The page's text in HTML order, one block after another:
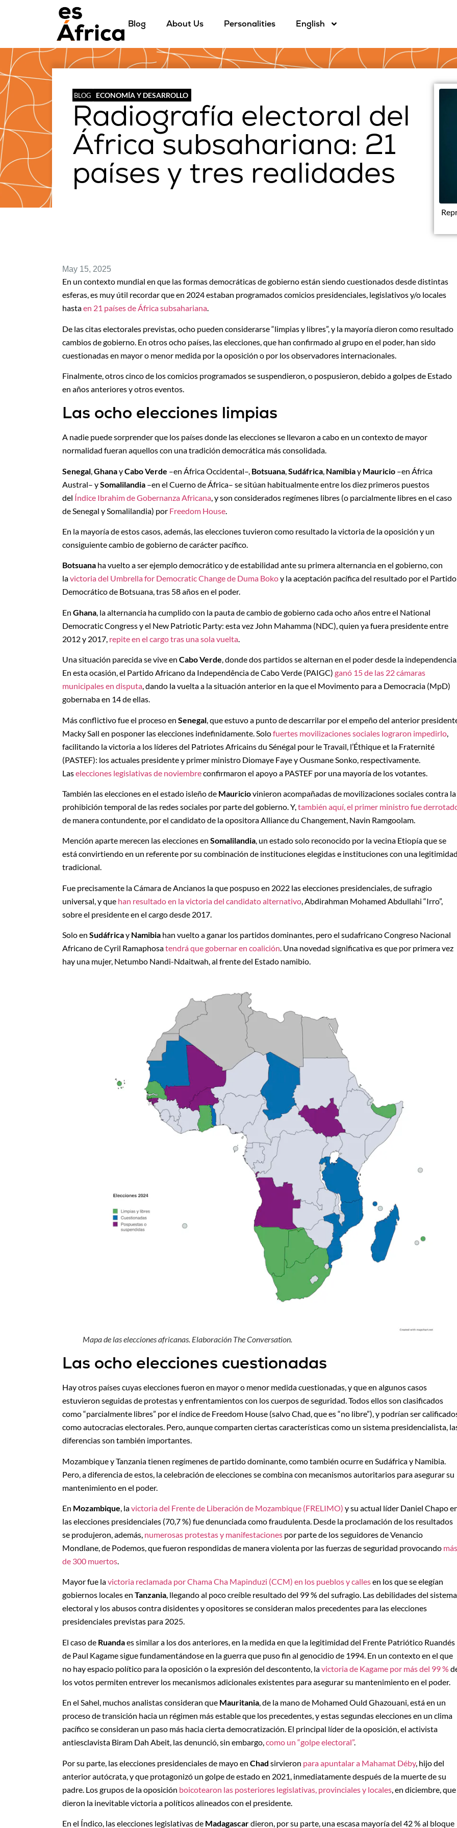
Blog About Us Personalities English
BLOG ECONOMÍA Y DESARROLLO
Radiografía electoral del
África subsahariana: 21
países y tres realidades
May 15, 2025
En un contexto mundial en que las formas democráticas de gobierno están siendo cuestionados desde distintas
esferas, es muy útil recordar que en 2024 estaban programados comicios presidenciales, legislativos y/o locales
hastaen 21 países de África subsahariana.
De las citas electorales previstas, ocho pueden considerarse “limpias y libres”, y la mayoría dieron como resultado
cambios de gobierno. En otros ocho países, las elecciones, que han confirmado al grupo en el poder, han sido
cuestionadas en mayor o menor medida por la oposición o por los observadores internacionales.
Finalmente, otros cinco de los comicios programados se suspendieron, o pospusieron, debido a golpes de Estado
en años anteriores y otros eventos.
Las ocho elecciones limpias
A nadie puede sorprender que los países donde las elecciones se llevaron a cabo en un contexto de mayor
normalidad fueran aquellos con una tradición democrática más consolidada.
Senegal GhanayCabo Verde –en África Occidental–, Botsuana Sudáfrica Namibiay Mauricio –en África
Austral– ySomalilandia –en el Cuerno de África– se sitúan habitualmente entre los diez primeros puestos
del Índice Ibrahim de Gobernanza Africana , y son considerados regímenes libres (o parcialmente libres en el caso
de Senegal y Somalilandia) por Freedom House
En la mayoría de estos casos, además, las elecciones tuvieron como resultado la victoria de la oposición y un
consiguiente cambio de gobierno de carácter pacífico.
Botsuana ha vuelto a ser ejemplo democrático y de estabilidad ante su primera alternancia en el gobierno, con
lavictoria del Umbrella for Democratic Change de Duma Bokoy la aceptación pacífica del resultado por el Partido
Democrático de Botsuana, tras 58 años en el poder.
En Ghana, la alternancia ha cumplido con la pauta de cambio de gobierno cada ocho años entre el National
Democratic Congress y el New Patriotic Party: esta vez John Mahamma (NDC), quien ya fuera presidente entre
2012 y 2017, repite en el cargo tras una sola vuelta.
Una situación parecida se vive en Cabo Verde, donde dos partidos se alternan en el poder desde la
En esta ocasión, el Partido Africano da Independência de Cabo Verde (PAIGC) ganó 15 de las 22 cámaras
municipales en disputa, dando la vuelta a la situación anterior en la que el Movimento para a Democracia (MpD)
gobernaba en 14 de ellas.
Más conflictivo fue el proceso en Senegal , que estuvo a punto de descarrilar por el empeño del anterior
Macky Sall en posponer las elecciones indefinidamente. Solofuertes movilizaciones sociales lograron impedirlo
facilitando la victoria a los líderes del Patriotes Africains du Sénégal pour le Travail, l’Éthique et la Fraternité
(PASTEF): los actuales presidente y primer ministro Diomaye Faye y Ousmane Sonko, respectivamente.
Laselecciones legislativas de noviembreconfirmaron el apoyo a PASTEF por una mayoría de los votantes.
También las elecciones en el estado isleño de Mauriciovinieron acompañadas de movilizaciones sociales contra la
prohibición temporal de las redes sociales por parte del gobierno. Y,también aquí, el primer ministro fue
de manera contundente, por el candidato de la opositora Alliance du Changement, Navin Ramgoolam.
Mención aparte merecen las elecciones en Somalilandia, un estado solo reconocido por la vecina Etiopía que se
está convirtiendo en un referente por su combinación de instituciones elegidas e instituciones con una legitimidad
tradicional.
Fue precisamente la Cámara de Ancianos la que pospuso en 2022 las elecciones presidenciales, de sufragio
universal, y que han resultado en la victoria del candidato alternativo, Abdirahman Mohamed Abdullahi “Irro”,
sobre el presidente en el cargo desde 2017.
Solo en Sudáfricay Namibia han vuelto a ganar los partidos dominantes, pero el sudafricano Congreso Nacional
Africano de Cyril Ramaphosatendrá que gobernar en coalición. Una novedad significativa es que por primera vez
hay una mujer, Netumbo Nandi-Ndaitwah, al frente del Estado namibio.
Mapa de las elecciones africanas. Elaboración The Conversation.
Las ocho elecciones cuestionadas
Hay otros países cuyas elecciones fueron en mayor o menor medida cuestionadas, y que en algunos casos
estuvieron seguidas de protestas y enfrentamientos con los cuerpos de seguridad. Todos ellos son clasificados
como “parcialmente libres” por el índice de Freedom House (salvo Chad, que es “no libre”), y podrían ser
como autocracias electorales. Pero, aunque comparten ciertas características como un sistema presidencialista,
diferencias son también importantes.
Mozambique y Tanzania tienen regímenes de partido dominante, como también ocurre en Sudáfrica y Namibia.
Pero, a diferencia de estos, la celebración de elecciones se combina con mecanismos autoritarios para asegurar su
mantenimiento en el poder.
En Mozambique, lavictoria del Frente de Liberación de Mozambique (FRELIMO) y su actual líder Daniel Chapo
las elecciones presidenciales (70,7 %) fue denunciada como fraudulenta. Desde la proclamación de los resultados
se produjeron, además, numerosas protestas y manifestaciones por parte de los seguidores de Venancio
Mondlane, de Podemos, que fueron respondidas de manera violenta por las fuerzas de seguridad provocando más
de 300 muertos.
Mayor fue lavictoria reclamada por Chama Cha Mapinduzi (CCM) en los pueblos y callesen los que se elegían
gobiernos locales en Tanzania, llegando al poco creíble resultado del 99 % del sufragio. Las debilidades del sistema
electoral y los abusos contra disidentes y opositores se consideran malos precedentes para las elecciones
presidenciales previstas para 2025.
El caso de Ruandaes similar a los dos anteriores, en la medida en que la legitimidad del Frente Patriótico Ruandés
de Paul Kagame sigue fundamentándose en la guerra que puso fin al genocidio de 1994. En un contexto en el que
no hay espacio político para la oposición o la expresión del descontento, lavictoria de Kagame por más del 99 %
los votos permiten entrever los mecanismos adicionales existentes para asegurar su mantenimiento en el poder.
En el Sahel, muchos analistas consideran que Mauritania, de la mano de Mohamed Ould Ghazouani, está en un
proceso de transición hacia un régimen más estable que los precedentes, y estas segundas elecciones en un clima
pacífico se consideran un paso más hacia cierta democratización. El principal líder de la oposición, el activista
antiesclavista Biram Dah Abeit, las denunció, sin embargo,como un “golpe electoral”.
Por su parte, las elecciones presidenciales de mayo en Chad sirvieron para apuntalar a Mahamat Déby, hijo del
anterior autócrata, y que protagonizó un golpe de estado en 2021, inmediatamente después de la muerte de su
padre. Los grupos de la oposición boicotearon las posteriores legislativas, provinciales y locales , en diciembre, que
dieron la inevitable victoria a políticos alineados con el presidente.
En el Índico, las elecciones legislativas de Madagascardieron, por su parte, una escasa mayoría del 42 % al bloque